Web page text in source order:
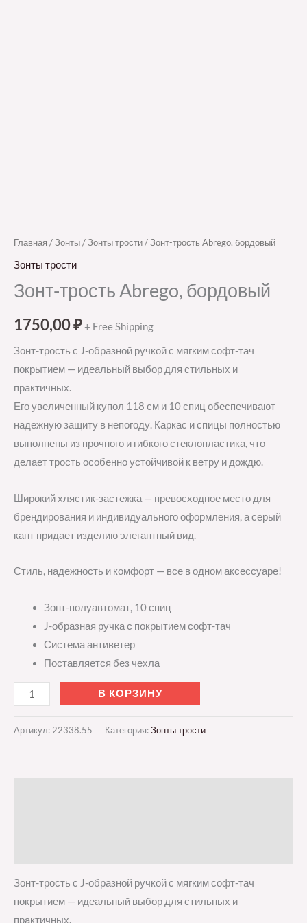
Главная /Зонты/Зонты трости/ Зонт-трость Abrego, бордовый
Зонты трости
Зонт-трость Abrego, бордовый
1750,00₽+ Free Shipping
Зонт-трость с J-образной ручкой с мягким софт-тач
покрытием — идеальный выбор для стильных и
практичных.
Его увеличенный купол 118 см и 10 спиц обеспечивают
надежную защиту в непогоду. Каркас и спицы полностью
выполнены из прочного и гибкого стеклопластика, что
делает трость особенно устойчивой к ветру и дождю.
Широкий хлястик-застежка — превосходное место для
брендирования и индивидуального оформления, а серый
кант придает изделию элегантный вид.
Стиль, надежность и комфорт — все в одном аксессуаре!
Зонт-полуавтомат, 10 спиц
J-образная ручка с покрытием софт-тач
Система антиветер
Поставляется без чехла
В КОРЗИНУ
Артикул: 22338.55 Категория:Зонты трости
Зонт-трость с J-образной ручкой с мягким софт-тач
покрытием — идеальный выбор для стильных и
практичных.